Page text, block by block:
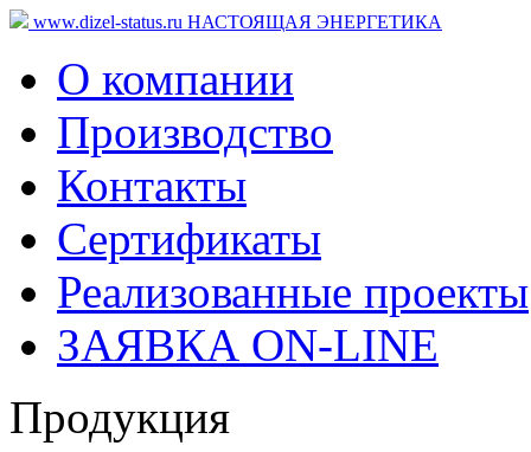
www.dizel-status.ru НАСТОЯЩАЯ ЭНЕРГЕТИКА
О компании
Производство
Контакты
Сертификаты
Реализованные проекты
ЗАЯВКА ON-LINE
Продукция